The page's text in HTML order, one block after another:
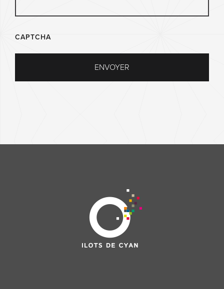
CAPTCHA